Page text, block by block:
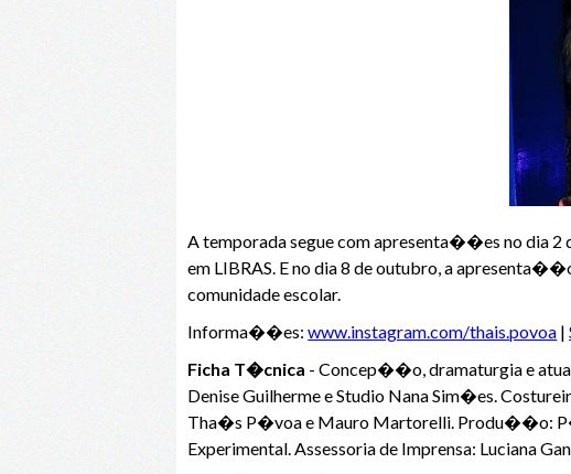
A temporada segue com apresenta��es no dia
em LIBRAS. E no dia 8 de outubro, a
comunidade escolar.
Informa��es:www.instagram.com/thais.povoa |
Ficha T�cnica - Concep��o, dramaturgia e
Denise Guilherme e Studio Nana Sim�es.
Tha�s P�voa e Mauro Martorelli. Produ��o:
Experimental. Assessoria de Imprensa: Luciana